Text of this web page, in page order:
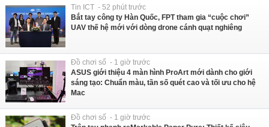
Tin ICT - 52 phút trước
Bắt tay công ty Hàn Quốc, FPT tham gia “cuộc chơi”
UAV thế hệ mới với dòng drone cánh quạt nghiêng
Đồ chơi số - 1 giờ trước
ASUS giới thiệu 4 màn hình ProArt mới dành cho giới
sáng tạo: Chuẩn màu, tần số quét cao và tối ưu cho hệ
Mac
Đồ chơi số - 1 giờ trước